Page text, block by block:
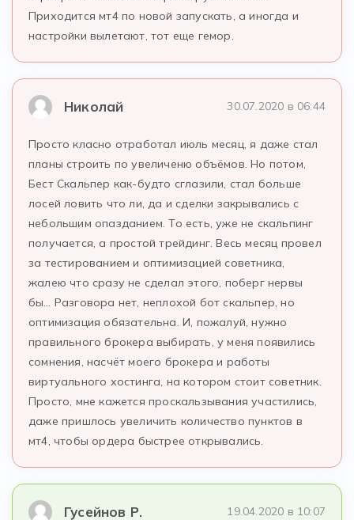
Приходится мт4 по новой запускать, а иногда и
настройки вылетают, тот еще гемор.
Николай 30.07.2020 в 06:44
Просто класно отработал июль месяц, я даже стал
планы строить по увеличеню объёмов. Но потом,
Бест Скальпер как-будто сглазили, стал больше
лосей ловить что ли, да и сделки закрывались с
небольшим опазданием. То есть, уже не скальпинг
получается, а простой трейдинг. Весь месяц провел
за тестированием и оптимизацией советника,
жалею что сразу не сделал этого, поберг нервы
бы… Разговора нет, неплохой бот скальпер, но
оптимизация обязательна. И, пожалуй, нужно
правильного брокера выбирать, у меня появились
сомнения, насчёт моего брокера и работы
виртуального хостинга, на котором стоит советник.
Просто, мне кажется проскальзывания участились,
даже пришлось увеличить количество пунктов в
мт4, чтобы ордера быстрее открывались.
Гусейнов Р. 19.04.2020 в 10:07